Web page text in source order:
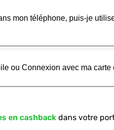
mon téléphone, puis-je
ou Connexion avec ma carte
en cashback dans votre